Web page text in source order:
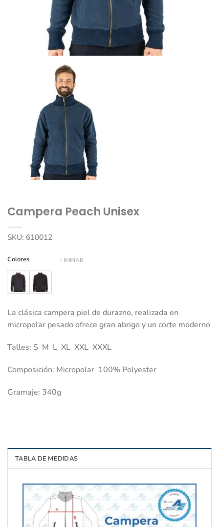
Campera Peach Unisex
SKU: 610012
Colores LIMPIAR
La clásica campera piel de durazno, realizada en
micropolar pesado ofrece gran abrigo y un corte moderno
Talles: S M L XL XXL XXXL
Composición: Micropolar 100% Polyester
Gramaje: 340g
TABLA DE MEDIDAS